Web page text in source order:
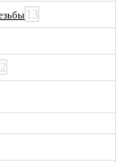
13
2